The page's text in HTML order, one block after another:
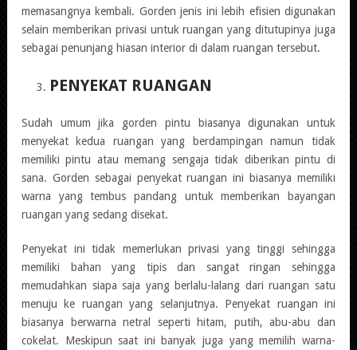
memasangnya kembali. Gorden jenis ini lebih efisien digunakan
selain memberikan privasi untuk ruangan yang ditutupinya juga
sebagai penunjang hiasan interior di dalam ruangan tersebut.
PENYEKAT RUANGAN
Sudah umum jika gorden pintu biasanya digunakan untuk
menyekat kedua ruangan yang berdampingan namun tidak
memiliki pintu atau memang sengaja tidak diberikan pintu di
sana. Gorden sebagai penyekat ruangan ini biasanya memiliki
warna yang tembus pandang untuk memberikan bayangan
ruangan yang sedang disekat.
Penyekat ini tidak memerlukan privasi yang tinggi sehingga
memiliki bahan yang tipis dan sangat ringan sehingga
memudahkan siapa saja yang berlalu-lalang dari ruangan satu
menuju ke ruangan yang selanjutnya. Penyekat ruangan ini
biasanya berwarna netral seperti hitam, putih, abu-abu dan
cokelat. Meskipun saat ini banyak juga yang memilih warna-